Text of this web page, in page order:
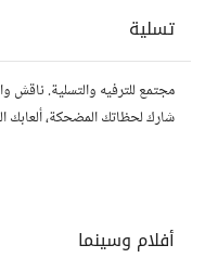
تسلية
مجتمع للترفيه والتسلية. ناقش
شارك لحظاتك المضحكة، ألعابك
أفلام وسينما